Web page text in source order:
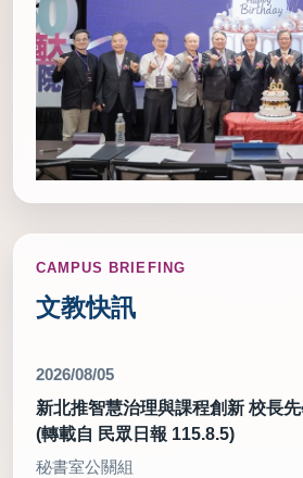
CAMPUS BRIEFING
文教快訊
2026/08/05
新北推智慧治理與課程創新 校長
(轉載自 民眾日報 115.8.5)
秘書室公關組